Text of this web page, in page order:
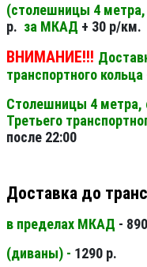
(столешницы 4
р. за МКАД + 30 р/км.
ВНИМАНИЕ!!!
транспортного кольца
Столешницы 4 метра,
Третьего
после 22:00
Доставка до
в пределах МКАД -
(диваны) - 1290 р.